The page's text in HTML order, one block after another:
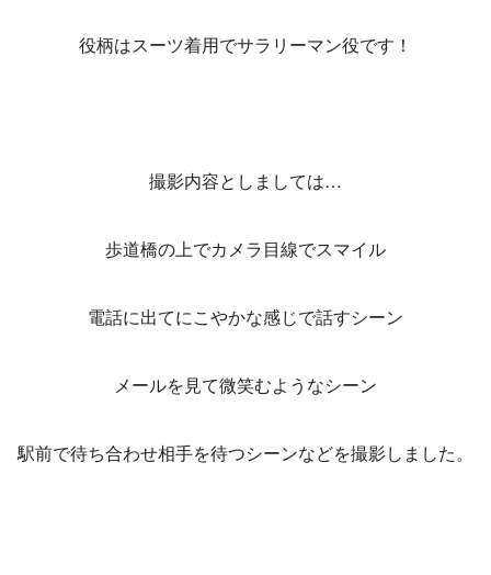
役柄はスーツ着用でサラリーマン役です！
撮影内容としましては…
歩道橋の上でカメラ目線でスマイル
電話に出てにこやかな感じで話すシーン
メールを見て微笑むようなシーン
駅前で待ち合わせ相手を待つシーンなどを撮影しました。